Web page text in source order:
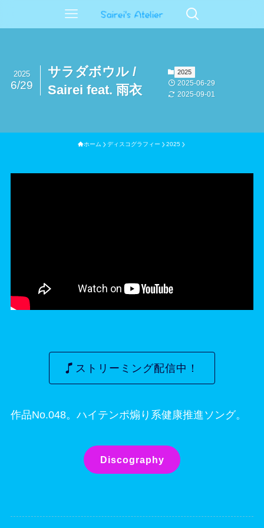
サラダボウル /
Sairei feat. 雨衣
2025
6/29
2025
2025-06-29
2025-09-01
ホーム ディスコグラフィー 2025
ストリーミング配信中！
作品No.048。ハイテンポ煽り系健康推進ソング。
Discography